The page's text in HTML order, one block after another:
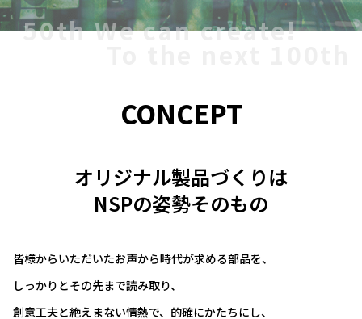
50th We can create!
CONCEPT
オリジナル製品づくりは
NSPの姿勢そのもの
皆様からいただいたお声から時代が求める部品を、
しっかりとその先まで読み取り、
創意工夫と絶えまない情熱で、的確にかたちにし、